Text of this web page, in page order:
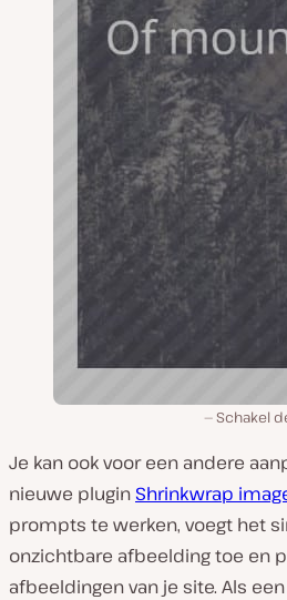
Schakel
Je kan ook voor een andere
nieuwe plugin Shrinkwrap
prompts te werken, voegt het
onzichtbare afbeelding toe en
afbeeldingen van je site. Als